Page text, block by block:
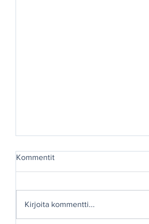
TUUSNIEMILEHTI 2026
Kommentit
Kirjoita kommentti...